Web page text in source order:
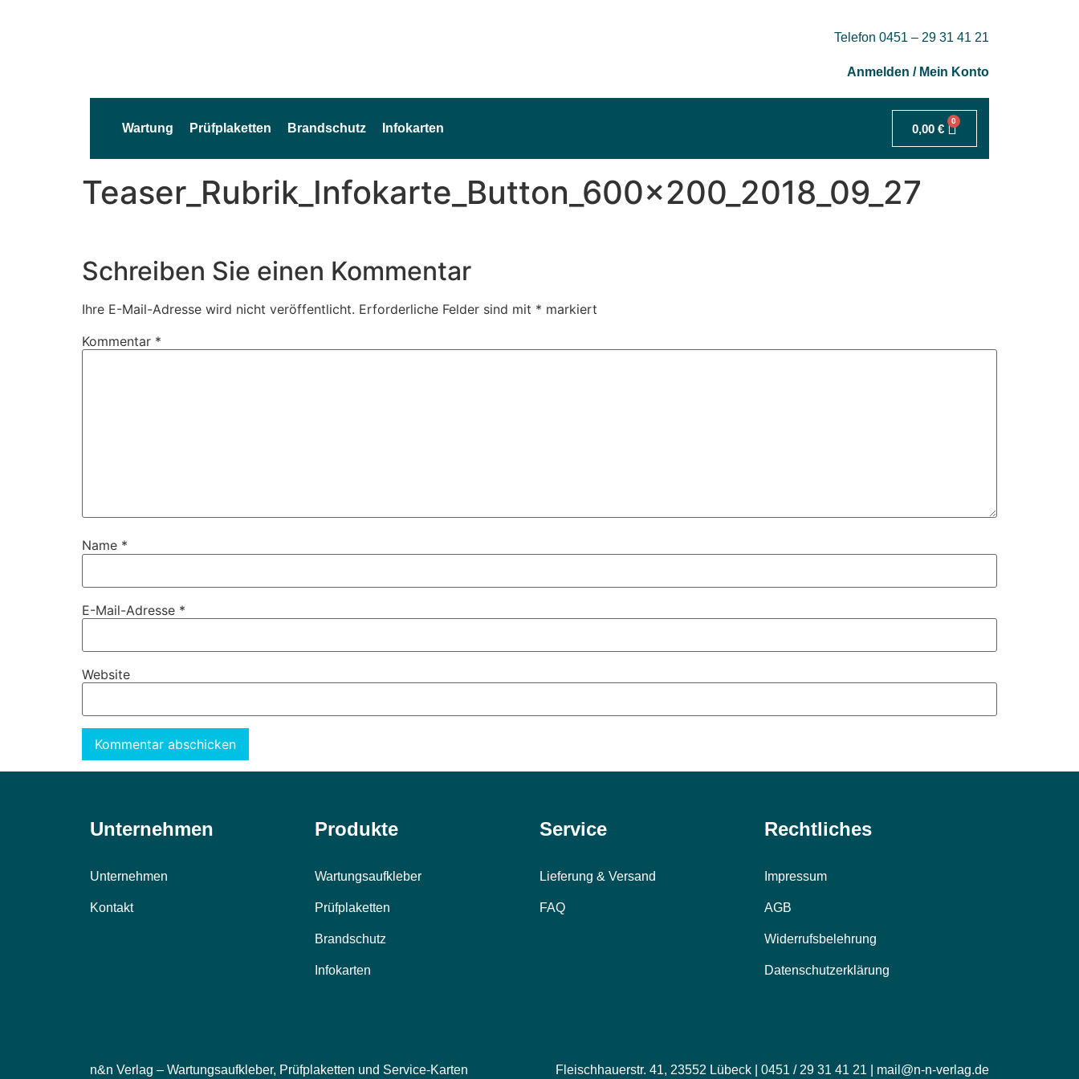
Telefon 0451 – 29 31 41 21
Anmelden / Mein Konto
Wartung Prüfplaketten Brandschutz Infokarten 0,00 €
0
Teaser_Rubrik_Infokarte_Button_600x200_2018_09_27
Schreiben Sie einen Kommentar
Ihre E-Mail-Adresse wird nicht veröffentlicht. Erforderliche Felder sind mit * markiert
Kommentar *
Name *
E-Mail-Adresse *
Website
Unternehmen
Unternehmen
Kontakt
Produkte
Wartungsaufkleber
Prüfplaketten
Brandschutz
Infokarten
Service
Lieferung & Versand
FAQ
Rechtliches
Impressum
AGB
Widerrufsbelehrung
Datenschutzerklärung
n&n Verlag – Wartungsaufkleber, Prüfplaketten und Service-Karten Fleischhauerstr. 41, 23552 Lübeck | 0451 / 29 31 41 21 | mail@n-n-verlag.de